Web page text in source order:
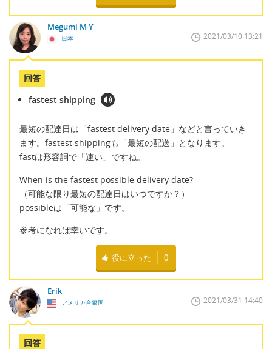
Megumi M Y
日本 2021/03/10 13:21
回答
fastest shipping
最短の配達日は「fastest delivery date」などと言っていき
ます。fastest shippingも「最短の配送」となります。
fastは形容詞で「速い」ですね。
When is the fastest possible delivery date?
（可能な限り最短の配達日はいつですか？）
possibleは「可能な」です。
参考になれば幸いです。
役に立った 0
Erik
アメリカ合衆国 2021/03/31 14:40
回答